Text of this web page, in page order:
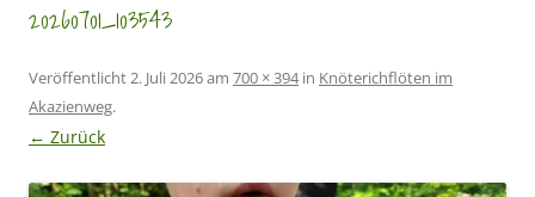
20260701_103543
Veröffentlicht2. Juli 2026am 700 × 394in Knöterichflöten im
Akazienweg.
← Zurück